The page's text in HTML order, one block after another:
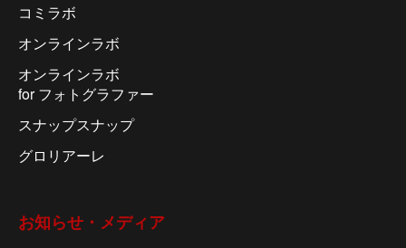
コミラボ
オンラインラボ
オンラインラボ
for フォトグラファー
スナップスナップ
グロリアーレ
お知らせ・メディア